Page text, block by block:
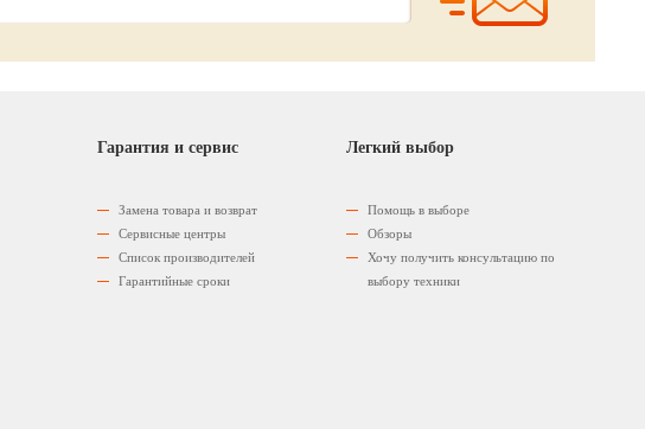
Гарантия и сервис
Замена товара и возврат
Сервисные центры
Список производителей
Гарантийные сроки
Легкий выбор
Помощь в выборе
Обзоры
Хочу получить консультацию по
выбору техники